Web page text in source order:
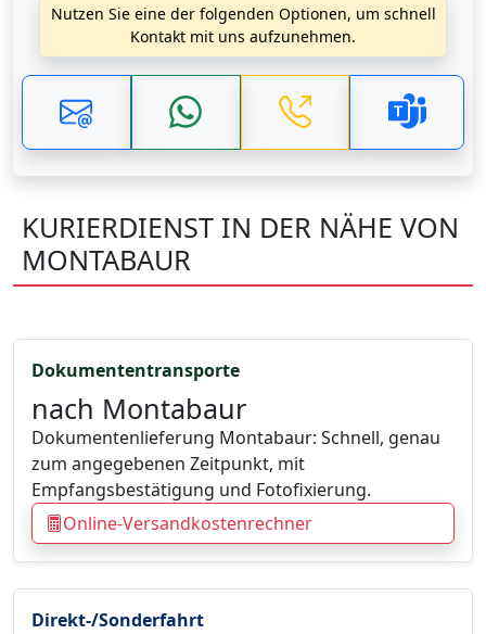
Nutzen Sie eine der folgenden Optionen, um schnell
Kontakt mit uns aufzunehmen.
KURIERDIENST IN DER NÄHE VON
MONTABAUR
Direkt-/Sonderfahrt
Dokumententransporte
nach Montabaur
Dokumentenlieferung Montabaur: Schnell, genau
zum angegebenen Zeitpunkt, mit
Empfangsbestätigung und Fotofixierung.
Online-Versandkostenrechner